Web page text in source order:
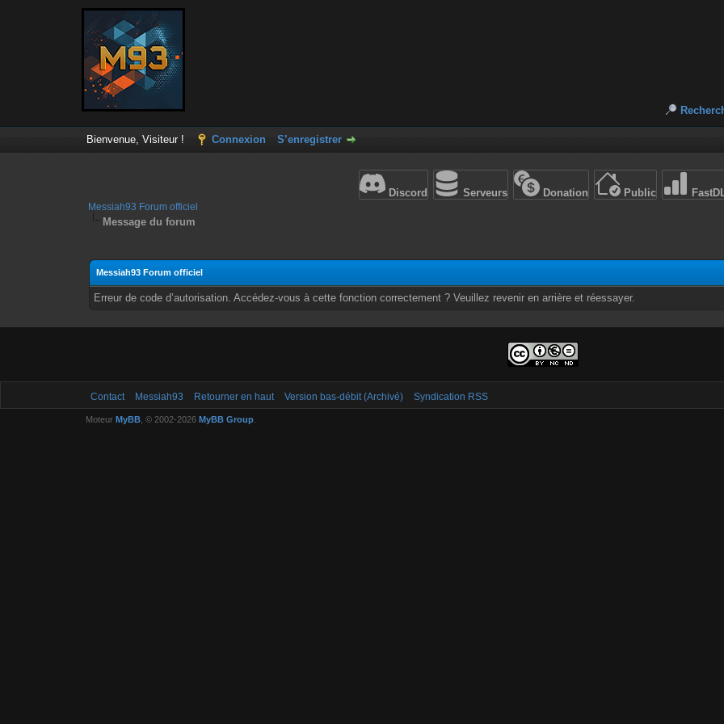
Bienvenue, Visiteur ! Connexion S’enregistrer
Discord Serveurs Donation Public
Messiah93 Forum officiel
Message du forum
Messiah93 Forum officiel
Erreur de code d’autorisation. Accédez-vous à cette fonction correctement ? Veuillez revenir en arrière et réessayer.
Contact Messiah93 Retourner en haut Version bas-débit (Archivé) Syndication RSS
Moteur MyBB, © 2002-2026 MyBB Group.